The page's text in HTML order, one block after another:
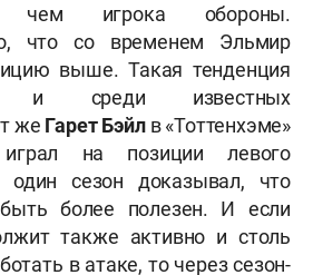
игрока обороны.
что со временем Эльмир
выше. Такая тенденция
и среди известных
же Гарет Бэйлв «Тоттенхэме»
на позиции левого
сезон доказывал, что
более полезен. И если
также активно и столь
в атаке, то через сезон-